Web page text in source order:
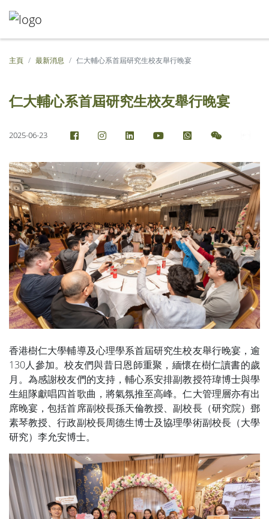
主頁 最新消息 仁大輔心系首屆研究生校友舉行晚宴
仁大輔心系首屆研究生校友舉行晚宴
2025-06-23
香港樹仁大學輔導及心理學系首屆研究生校友舉行晚宴，逾
130人參加。校友們與昔日恩師重聚，緬懷在樹仁讀書的歲
月。為感謝校友們的支持，輔心系安排副教授符瑋博士與學
生組隊獻唱四首歌曲，將氣氛推至高峰。仁大管理層亦有出
席晚宴，包括首席副校長孫天倫教授、副校長（研究院）鄧
素琴教授、行政副校長周德生博士及協理學術副校長（大學
研究）李允安博士。